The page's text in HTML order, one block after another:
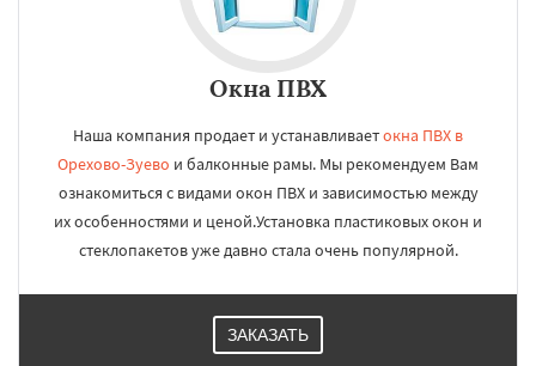
Окна ПВХ
Наша компания продает и устанавливаетокна ПВХ в
Орехово-Зуево и балконные рамы. Мы рекомендуем Вам
ознакомиться с видами окон ПВХ и зависимостью между
их особенностями и ценой.Установка пластиковых окон и
стеклопакетов уже давно стала очень популярной.
ЗАКАЗАТЬ